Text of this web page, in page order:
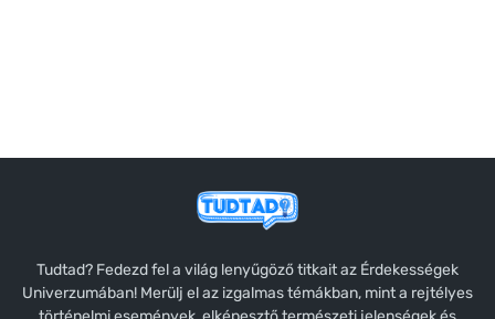
Tudtad? Fedezd fel a világ lenyűgöző titkait az Érdekességek
Univerzumában! Merülj el az izgalmas témákban, mint a rejtélyes